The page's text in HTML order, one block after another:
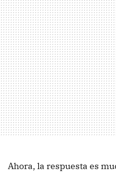
Ahora, la respuesta es